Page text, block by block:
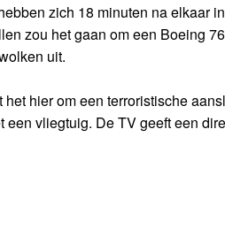
zich 18 minuten na elkaar
zou het gaan om een Boeing
uit.
hier om een terroristische
een vliegtuig. De TV geeft een